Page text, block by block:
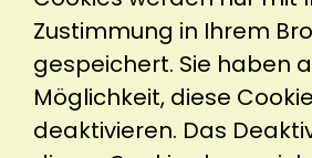
Zustimmung in Ihrem
gespeichert. Sie haben
Möglichkeit, diese
deaktivieren. Das